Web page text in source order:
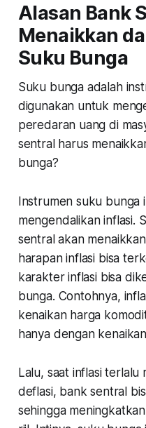
Alasan Bank
Menaikkan
Suku Bunga
Suku bunga adalah
digunakan untuk
peredaran uang di
sentral harus
bunga?
Instrumen suku bunga
mengendalikan inflasi.
sentral akan
harapan inflasi bisa
karakter inflasi bisa
bunga. Contohnya,
kenaikan harga
hanya dengan
Lalu, saat inflasi
deflasi, bank sentral
sehingga